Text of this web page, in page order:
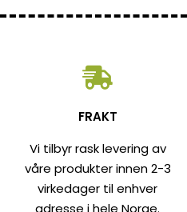
FRAKT
Vi tilbyr rask levering av
våre produkter innen 2-3
virkedager til enhver
adresse i hele Norge.